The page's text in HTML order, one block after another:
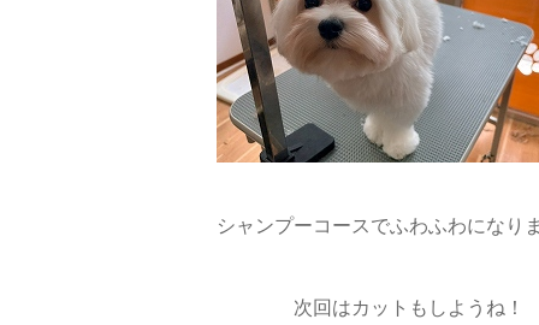
シャンプーコースでふわふわになり
次回はカットもしようね！